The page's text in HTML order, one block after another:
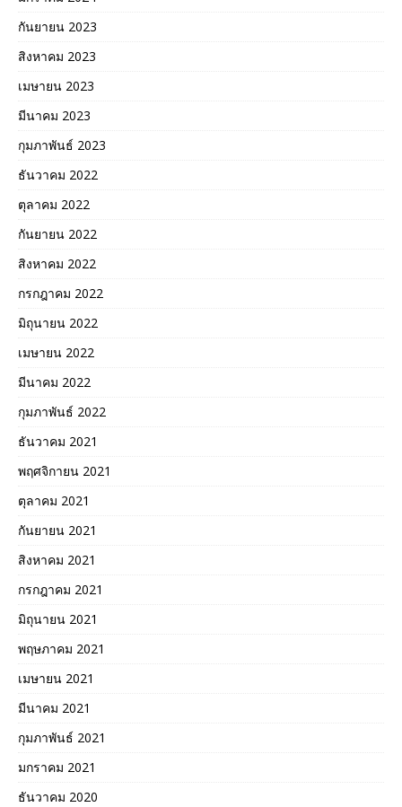
กันยายน 2023
สิงหาคม 2023
เมษายน 2023
มีนาคม 2023
กุมภาพันธ์ 2023
ธันวาคม 2022
ตุลาคม 2022
กันยายน 2022
สิงหาคม 2022
กรกฎาคม 2022
มิถุนายน 2022
เมษายน 2022
มีนาคม 2022
กุมภาพันธ์ 2022
ธันวาคม 2021
พฤศจิกายน 2021
ตุลาคม 2021
กันยายน 2021
สิงหาคม 2021
กรกฎาคม 2021
มิถุนายน 2021
พฤษภาคม 2021
เมษายน 2021
มีนาคม 2021
กุมภาพันธ์ 2021
มกราคม 2021
ธันวาคม 2020